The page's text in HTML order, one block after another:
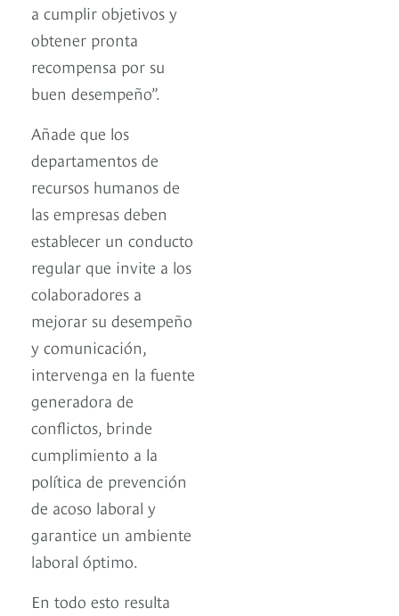
a cumplir objetivos y
obtener pronta
recompensa por su
buen desempeño”.
Añade que los
departamentos de
recursos humanos de
las empresas deben
establecer un conducto
regular que invite a los
colaboradores a
mejorar su desempeño
y comunicación,
intervenga en la fuente
generadora de
conflictos, brinde
cumplimiento a la
política de prevención
de acoso laboral y
garantice un ambiente
laboral óptimo.
En todo esto resulta